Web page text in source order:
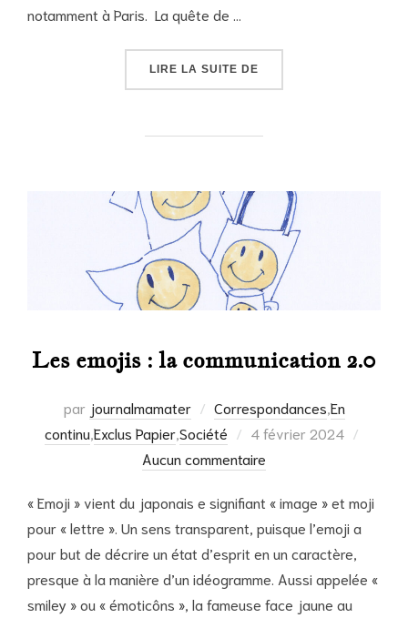
notamment à Paris. La quête de …
LIRE LA SUITE DE
Les emojis : la communication 2.0
par journalmamater Correspondances En
continu Exclus PapierSociété
Publié
le
4 février 2024
Aucun commentaire
« Emoji » vient du japonais e signifiant « image » et moji
pour « lettre ». Un sens transparent, puisque l’emoji a
pour but de décrire un état d’esprit en un caractère,
presque à la manière d’un idéogramme. Aussi appelée «
smiley » ou « émoticôns », la fameuse face jaune au